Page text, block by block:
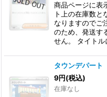
商品ページに表
ト上の在庫数
なりますのでご
のため、発送す
せん。 タイト
タウンデパー
9円(税込)
在庫なし